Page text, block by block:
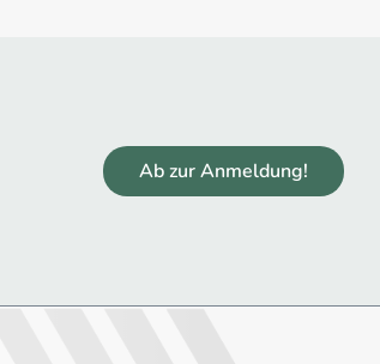
Ab zur Anmeldung!